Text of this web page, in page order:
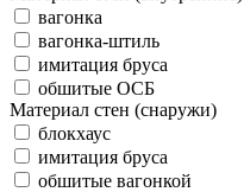
вагонка
вагонка-штиль
имитация бруса
обшитые ОСБ
Материал стен (снаружи)
блокхаус
имитация бруса
обшитые вагонкой